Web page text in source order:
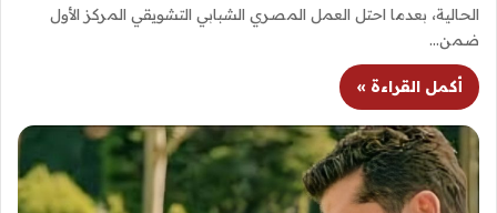
الحالية، بعدما احتل العمل المصري الشبابي التشويقي المركز الأول
ضمن…
أكمل القراءة »